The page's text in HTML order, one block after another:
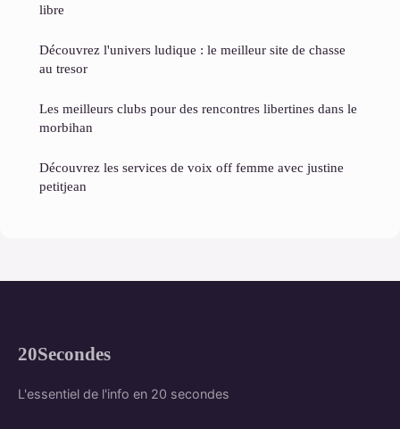
libre
Découvrez l'univers ludique : le meilleur site de chasse
au tresor
Les meilleurs clubs pour des rencontres libertines dans le
morbihan
Découvrez les services de voix off femme avec justine
petitjean
20Secondes
L'essentiel de l'info en 20 secondes